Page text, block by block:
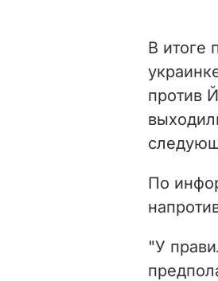
В итоге
против
По
"У